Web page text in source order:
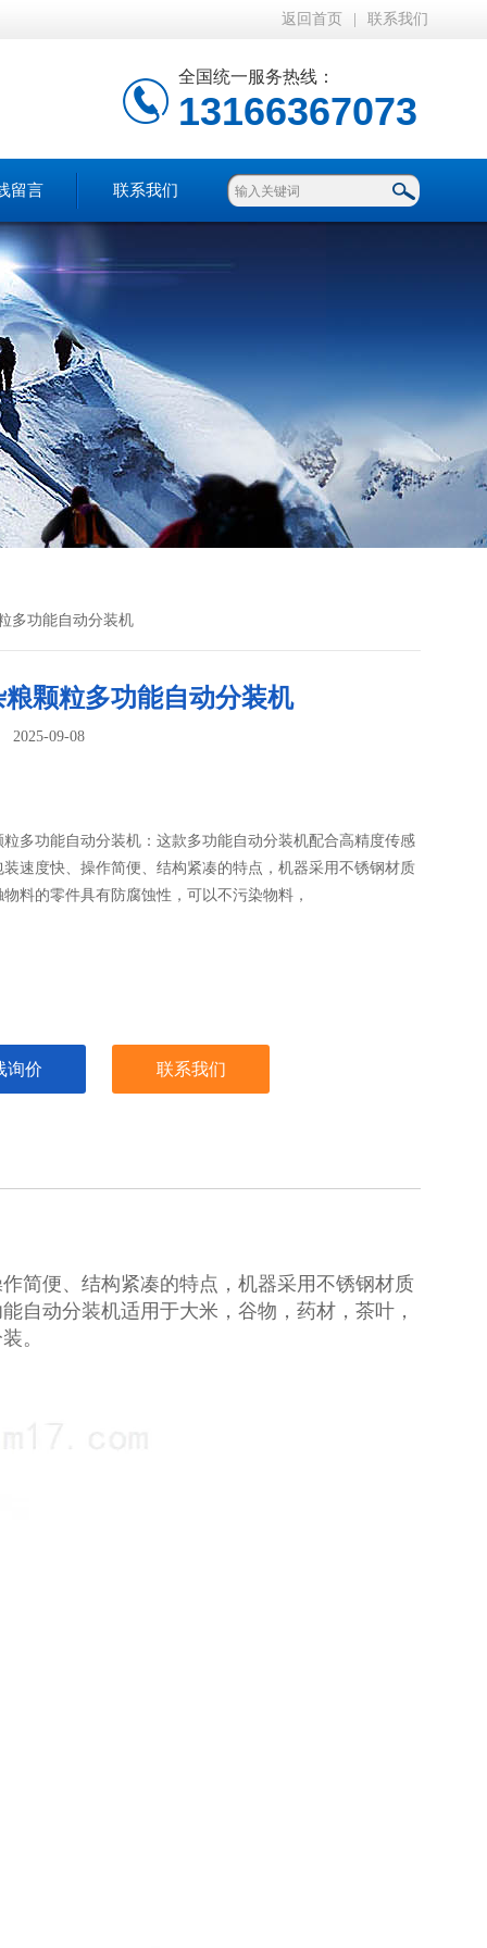
返回首页 联系我们
全国统一服务热线：
13166367073
留言 联系我们
多功能自动分装机
粮颗粒多功能自动分装机
2025-09-08
粒多功能自动分装机：这款多功能自动分装机配合高精度传感
装速度快、操作简便、结构紧凑的特点，机器采用不锈钢材质
料的零件具有防腐蚀性，可以不污染物料，
询价 联系我们
简便、结构紧凑的特点，机器采用不锈钢材质
自动分装机适用于大米，谷物，药材，茶叶，
。